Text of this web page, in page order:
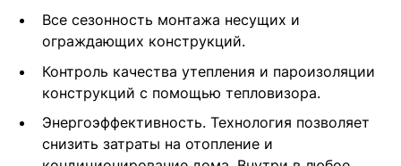
Все сезонность монтажа несущих и
ограждающих конструкций.
Контроль качества утепления и пароизоляции
конструкций с помощью тепловизора.
Энергоэффективность. Технология позволяет
снизить затраты на отопление и